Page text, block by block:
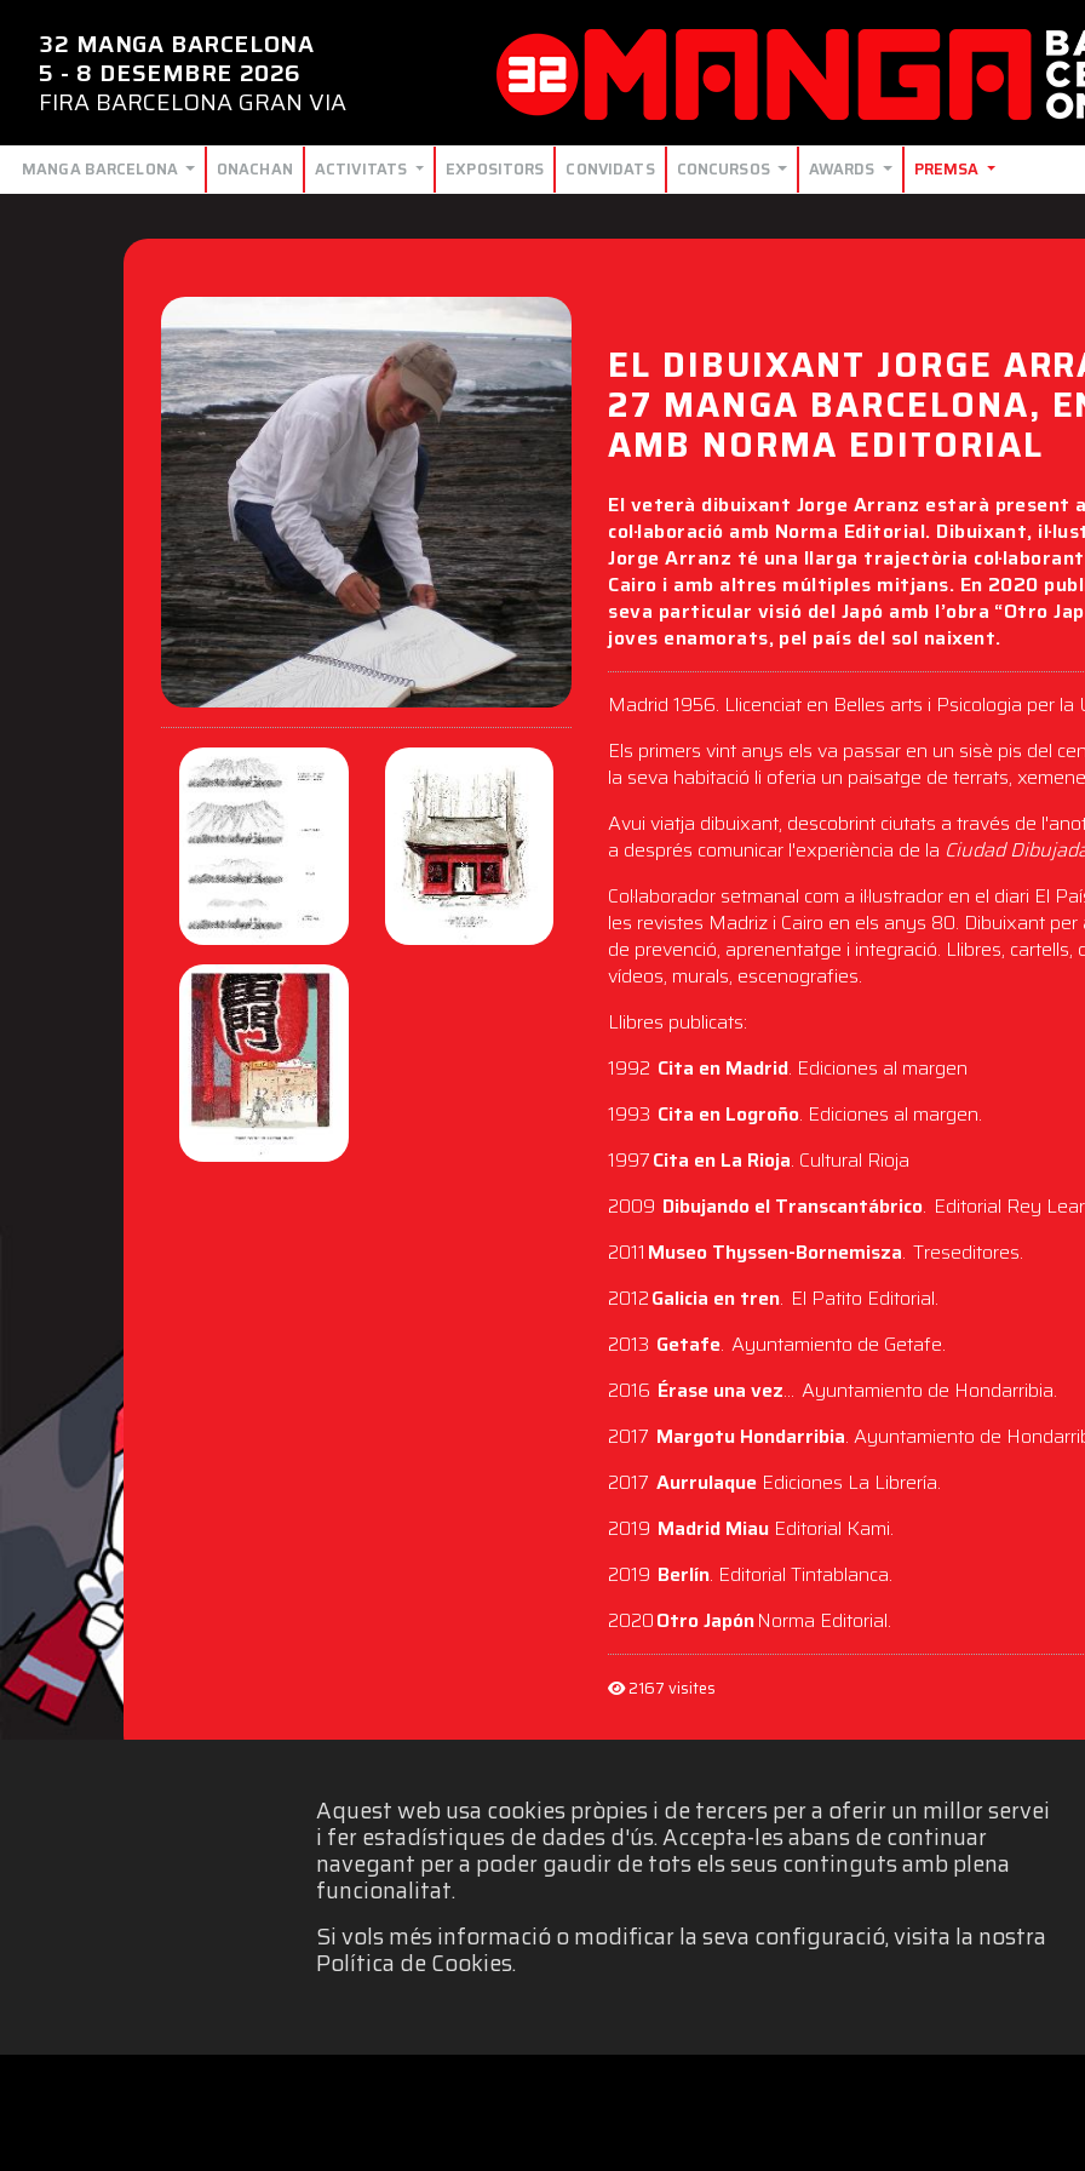
32 MANGA BARCELONA
5 - 8 DESEMBRE 2026
FIRA BARCELONA GRAN VIA
MANGA BARCELONA ONACHAN ACTIVITATS EXPOSITORS CONVIDATS CONCURSOS AWARDS PREMSA
EL DIBUIXANT JORGE
27 MANGA BARCELONA,
AMB NORMA EDITORIAL
El veterà dibuixant Jorge Arranz estarà present
col·laboració amb Norma Editorial. Dibuixant,
Jorge Arranz té una llarga trajectòria
Cairo i amb altres múltiples mitjans. En 2020
seva particular visió del Japó amb l’obra “Otro
joves enamorats, pel país del sol naixent.
Madrid 1956. Llicenciat en Belles arts i Psicologia per
Els primers vint anys els va passar en un sisè pis del
la seva habitació li oferia un paisatge de terrats,
Avui viatja dibuixant, descobrint ciutats a través de
a després comunicar l'experiència de la Ciudad
Col·laborador setmanal com a il·lustrador en el diari El
les revistes Madriz i Cairo en els anys 80. Dibuixant
de prevenció, aprenentatge i integració. Llibres, cartells,
vídeos, murals, escenografies.
Llibres publicats:
1992 Cita en Madrid. Ediciones al margen
1993 Cita en Logroño. Ediciones al margen.
1997Cita en La Rioja. Cultural Rioja
2009 Dibujando el Transcantábrico. Editorial Rey
2011 Museo Thyssen-Bornemisza. Treseditores.
2012Galicia en tren. El Patito Editorial.
2013 Getafe. Ayuntamiento de Getafe.
2016 Érase una vez… Ayuntamiento de Hondarribia.
2017 Margotu Hondarribia. Ayuntamiento de
2017Aurrulaque Ediciones La Librería.
2019 Madrid Miau Editorial Kami.
2019 Berlín. Editorial Tintablanca.
2020Otro JapónNorma Editorial.
2167 visites
Aquest web usa cookies pròpies i de tercers per a oferir un millor servei
i fer estadístiques de dades d'ús. Accepta-les abans de continuar
navegant per a poder gaudir de tots els seus continguts amb plena
funcionalitat.
Si vols més informació o modificar la seva configuració, visita la nostra
Política de Cookies.